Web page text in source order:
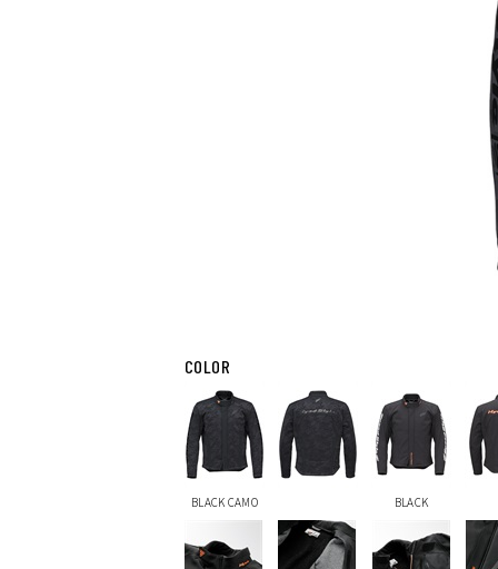
COLOR
BLACK CAMO BLACK